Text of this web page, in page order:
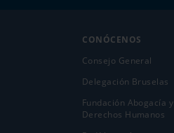
CONÓCENOS
Consejo General
Delegación Bruselas
Fundación Abogacía y
Derechos Humanos